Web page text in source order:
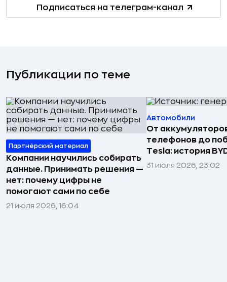
Подписаться на телеграм-канал
Публикации по теме
Партнёрский материал
Компании научились собирать
данные. Принимать решения —
нет: почему цифры не
помогают сами по себе
21 июля 2026, 16:04
Автомобили
От
телефонов до
Tesla: история
31 июля 2026, 23:02